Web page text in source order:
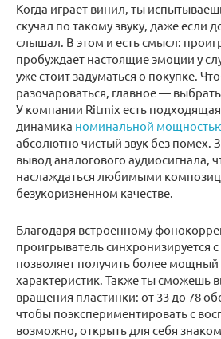
Когда играет винил, ты
скучал по такому звуку, даже если
слышал. В этом и есть смысл:
пробуждает настоящие эмоции у
уже стоит задуматься о покупке.
разочароваться, главное —
У компании Ritmix есть
динамика номинальной
абсолютно чистый звук без помех.
вывод аналогового аудиосигнала,
наслаждаться любимыми
безукоризненном качестве.
Благодаря встроенному
проигрыватель синхронизируется
позволяет получить более мощный
характеристик. Также ты сможешь
вращения пластинки: от 33 до 78
чтобы поэкспериментировать с
возможно, открыть для себя